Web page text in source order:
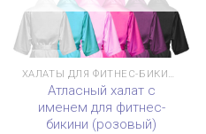
Атласный халат с
именем для фитнес-
бикини (розовый)